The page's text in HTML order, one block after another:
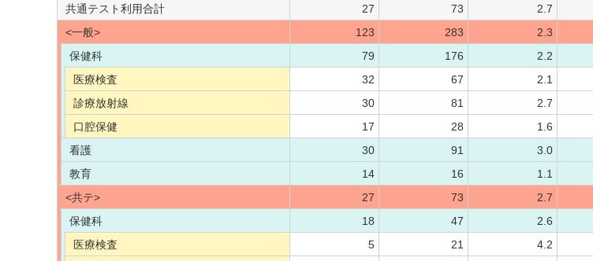
共通テスト利用合計
27 73 2.7
<一般>
123 283 2.3
保健科
79 176 2.2
医療検査
32 67 2.1
診療放射線
30 81 2.7
口腔保健
17 28 1.6
看護
30 91 3.0
教育
14 16 1.1
<共テ>
27 73 2.7
保健科
18 47 2.6
医療検査
5 21 4.2